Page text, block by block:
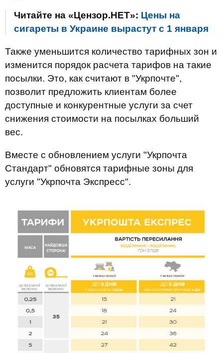
Читайте на «Цензор.НЕТ»: Цены на
сигареты в Украине вырастут с 1 января
Также уменьшится количество тарифных зон и
изменится порядок расчета тарифов на такие
посылки. Это, как считают в "Укрпочте",
позволит предложить клиентам более
доступные и конкурентные услуги за счет
снижения стоимости на посылках больший
вес.
Вместе с обновлением услуги "Укрпочта
Стандарт" обновятся тарифные зоны для
услуги "Укрпочта Экспресс".